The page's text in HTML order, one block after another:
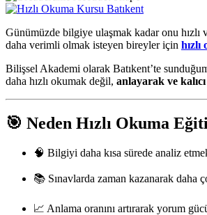
Günümüzde bilgiye ulaşmak kadar onu hızlı
daha verimli olmak isteyen bireyler için hızlı
Bilişsel Akademi olarak Batıkent’te
daha hızlı okumak değil, anlayarak ve
🎯 Neden Hızlı Okuma
🧠 Bilgiyi daha kısa sürede analiz
📚 Sınavlarda zaman kazanarak daha
📈 Anlama oranını artırarak yorum